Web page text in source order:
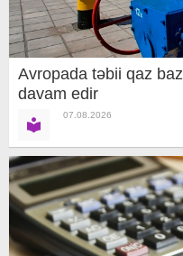
Avropada təbii qaz
davam edir
07.08.2026